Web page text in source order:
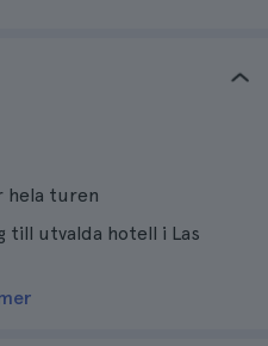
hela turen
till utvalda hotell i Las